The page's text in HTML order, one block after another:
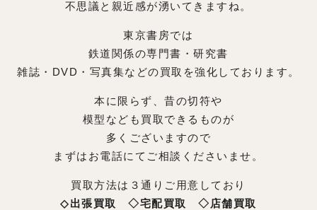
不思議と親近感が湧いてきますね。
東京書房では
鉄道関係の専門書・研究書
雑誌・DVD・写真集などの買取を強化しております。
本に限らず、昔の切符や
模型なども買取できるものが
多くございますので
まずはお電話にてご相談くださいませ。
買取方法は３通りご用意しており
◇出張買取 ◇宅配買取 ◇店舗買取